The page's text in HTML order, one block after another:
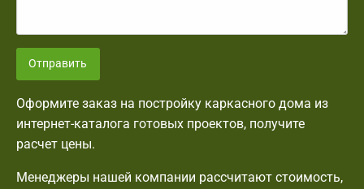
Отправить
Оформите заказ на постройку каркасного дома из
интернет-каталога готовых проектов, получите
расчет цены.
Менеджеры нашей компании рассчитают стоимость,